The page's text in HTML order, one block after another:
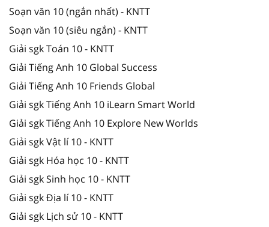
Soạn văn 10 (ngắn nhất) - KNTT
Soạn văn 10 (siêu ngắn) - KNTT
Giải sgk Toán 10 - KNTT
Giải Tiếng Anh 10 Global Success
Giải Tiếng Anh 10 Friends Global
Giải sgk Tiếng Anh 10 iLearn Smart World
Giải sgk Tiếng Anh 10 Explore New Worlds
Giải sgk Vật lí 10 - KNTT
Giải sgk Hóa học 10 - KNTT
Giải sgk Sinh học 10 - KNTT
Giải sgk Địa lí 10 - KNTT
Giải sgk Lịch sử 10 - KNTT